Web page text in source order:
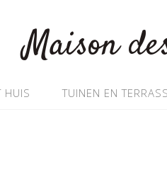
Maison
HUIS TUINEN EN